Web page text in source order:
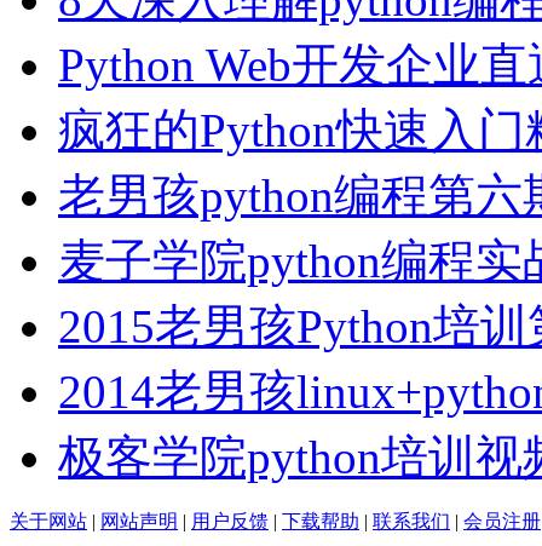
Python Web开发企业
疯狂的Python快速入门
老男孩python编程第六
麦子学院python编程实
2015老男孩Python培
2014老男孩
极客学院python培训视
关于网站 | 网站声明 | 用户反馈 | 下载帮助 | 联系我们 | 会员注册